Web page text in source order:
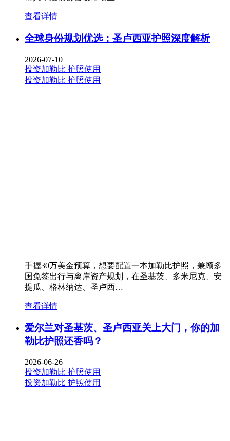
查看详情
全球身份规划优选：圣卢西亚护照深度解析
2026-07-10
投资加勒比 护照使用
投资加勒比 护照使用
手握30万美金预算，想要配置一本加勒比护照，兼顾多
国免签出行与离岸资产规划，在圣基茨、多米尼克、安
提瓜、格林纳达、圣卢西…
查看详情
爱尔兰对圣基茨、圣卢西亚关上大门，你的加
勒比护照还香吗？
2026-06-26
投资加勒比 护照使用
投资加勒比 护照使用